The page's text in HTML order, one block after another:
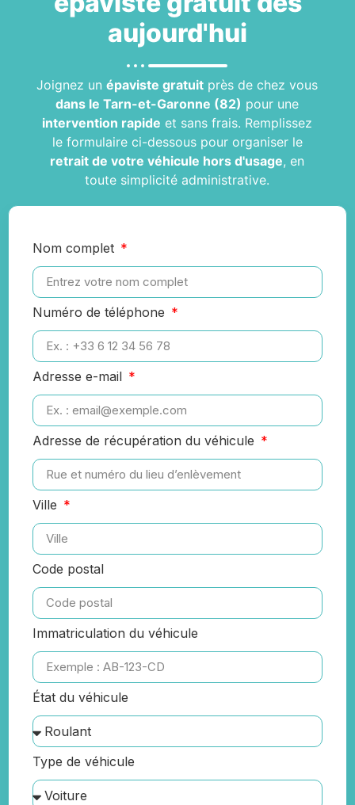
aujourd'hui
Joignez unépaviste gratuit près de chez vous
dans le Tarn-et-Garonne (82) pour une
intervention rapide et sans frais. Remplissez
le formulaire ci-dessous pour organiser le
retrait de votre véhicule hors d'usage, en
toute simplicité administrative.
Nom complet
Numéro de téléphone
Adresse e-mail
Adresse de récupération du véhicule
Ville
Code postal
Immatriculation du véhicule
État du véhicule
Type de véhicule